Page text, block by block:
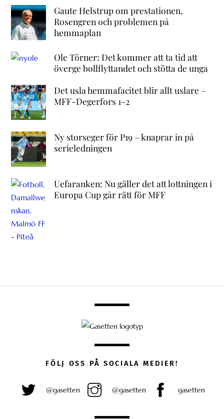
Gaute Helstrup om prestationen,
Rosengren och problemen på
hemmaplan
Ole Törner: Det kommer att ta tid att
överge bollflyttandet och stötta de unga
Det usla hemmafacitet blir allt uslare –
MFF-Degerfors 1-2
Ny storseger för P19 – knaprar in på
serieledningen
Uefaranken: Nu gäller det att lottningen i
Europa Cup går rätt för MFF
FÖLJ OSS PÅ SOCIALA MEDIER!
@gasetten @gasetten gasetten